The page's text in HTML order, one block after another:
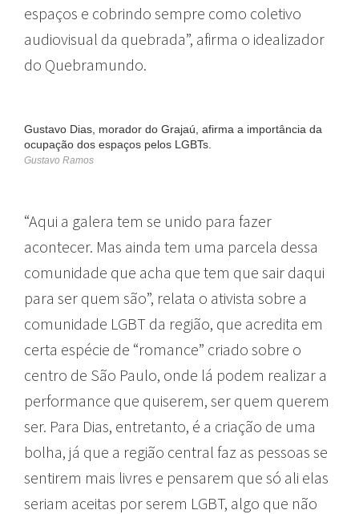
espaços e cobrindo sempre como coletivo
audiovisual da quebrada”, afirma o idealizador
do Quebramundo.
Gustavo Dias, morador do Grajaú, afirma a importância da
ocupação dos espaços pelos LGBTs.
Gustavo Ramos
“Aqui a galera tem se unido para fazer
acontecer. Mas ainda tem uma parcela dessa
comunidade que acha que tem que sair daqui
para ser quem são”, relata o ativista sobre a
comunidade LGBT da região, que acredita em
certa espécie de “romance” criado sobre o
centro de São Paulo, onde lá podem realizar a
performance que quiserem, ser quem querem
ser. Para Dias, entretanto, é a criação de uma
bolha, já que a região central faz as pessoas se
sentirem mais livres e pensarem que só ali elas
seriam aceitas por serem LGBT, algo que não